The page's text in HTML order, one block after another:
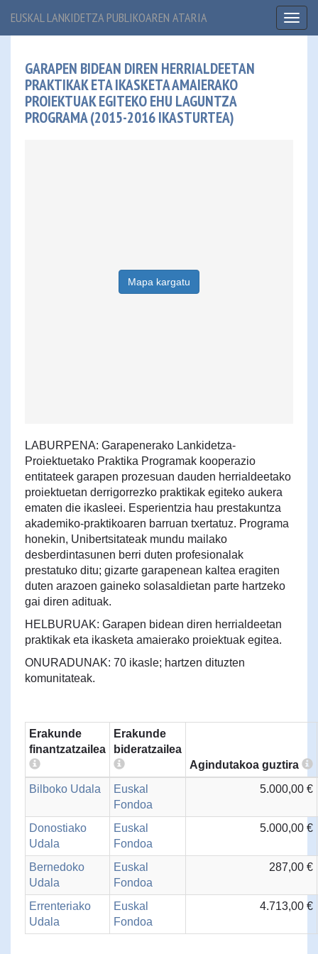
EUSKAL LANKIDETZA PUBLIKOAREN ATARIA
GARAPEN BIDEAN DIREN HERRIALDEETAN
PRAKTIKAK ETA IKASKETA AMAIERAKO
PROIEKTUAK EGITEKO EHU LAGUNTZA
PROGRAMA (2015-2016 IKASTURTEA)
Mapa kargatu
LABURPENA: Garapenerako Lankidetza-
Proiektuetako Praktika Programak kooperazio
entitateek garapen prozesuan dauden herrialdeetako
proiektuetan derrigorrezko praktikak egiteko aukera
ematen die ikasleei. Esperientzia hau prestakuntza
akademiko-praktikoaren barruan txertatuz. Programa
honekin, Unibertsitateak mundu mailako
desberdintasunen berri duten profesionalak
prestatuko ditu; gizarte garapenean kaltea eragiten
duten arazoen gaineko solasaldietan parte hartzeko
gai diren adituak.
HELBURUAK: Garapen bidean diren herrialdeetan
praktikak eta ikasketa amaierako proiektuak egitea.
ONURADUNAK: 70 ikasle; hartzen dituzten
komunitateak.
Erakunde
finantzatzailea
Erakunde
bideratzailea
Agindutakoa guztira
Bilboko Udala
Euskal
Fondoa
5.000,00 €
Donostiako
Udala
Euskal
Fondoa
5.000,00 €
Bernedoko
Udala
Euskal
Fondoa
287,00 €
Errenteriako
Udala
Euskal
Fondoa
4.713,00 €